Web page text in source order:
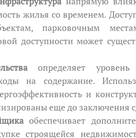
жилья со временем.
парковочным
доступности может
определяет уровень
на содержание.
и
еще до заключения
обеспечивает
строящейся